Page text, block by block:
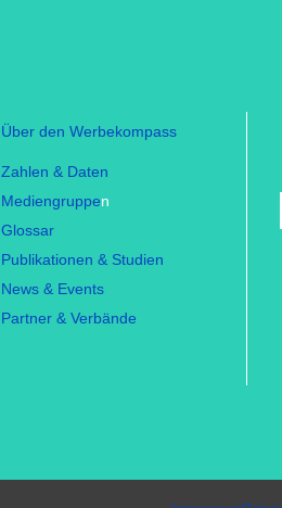
Über den Werbekompass
Zahlen & Daten
Mediengruppen
Glossar
Publikationen & Studien
News & Events
Partner & Verbände